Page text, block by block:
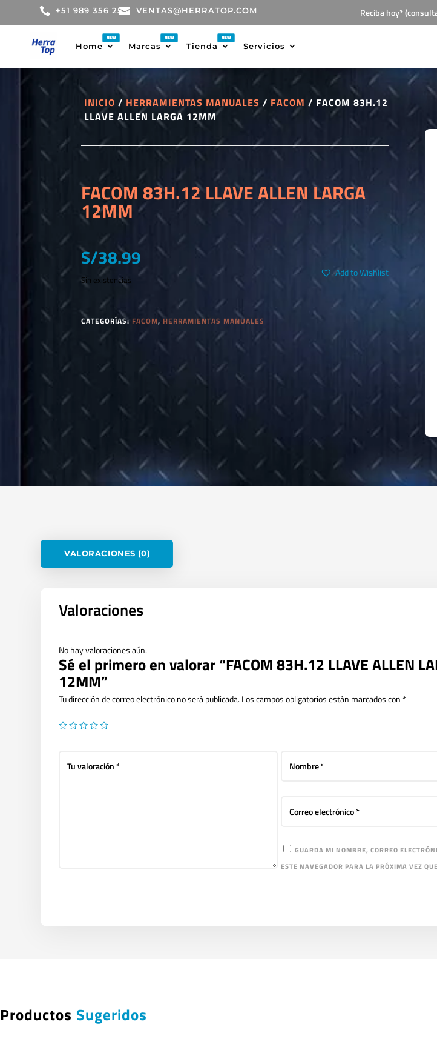
 +51 989 356 255
 VENTAS@HERRATOP.COM Reciba hoy*
Home Marcas Tienda Servicios
INICIO / HERRAMIENTAS MANUALES / FACOM / FACOM 83H.12
LLAVE ALLEN LARGA 12MM
FACOM 83H.12 LLAVE ALLEN LARGA
12MM
S/38.99
Sin existencias
Add to Wishlist
CATEGORÍAS: FACOM, HERRAMIENTAS MANUALES
VALORACIONES (0)
Valoraciones
No hay valoraciones aún.
Sé el primero en valorar “FACOM 83H.12 LLAVE ALLEN
12MM”
Tu dirección de correo electrónico no será publicada.Los campos obligatorios están marcados con *
GUARDA MI NOMBRE, CORREO
ESTE NAVEGADOR PARA LA PRÓXIMA VEZ
Productos Sugeridos